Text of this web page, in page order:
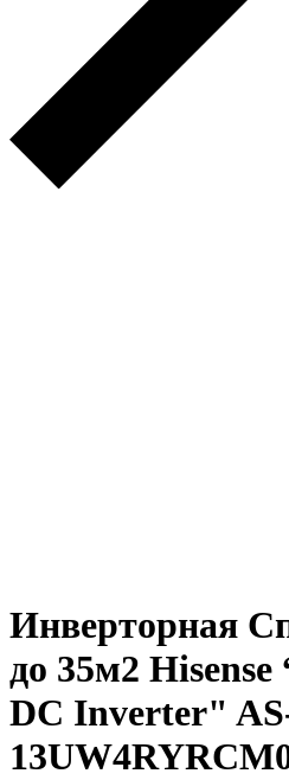
Инверторная
до 35м2
DC Inverter"